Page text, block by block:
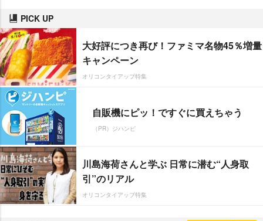
PICK UP
大好評につき再び！ファミマ名物45％増量
キャンペーン
オリコンタイアップ特集
自販機にピッ！ですぐに買えちゃう
（PR）ジハンピ
川島海荷さんと学ぶ 日常に潜む“人身取
引”のリアル
オリコンタイアップ特集